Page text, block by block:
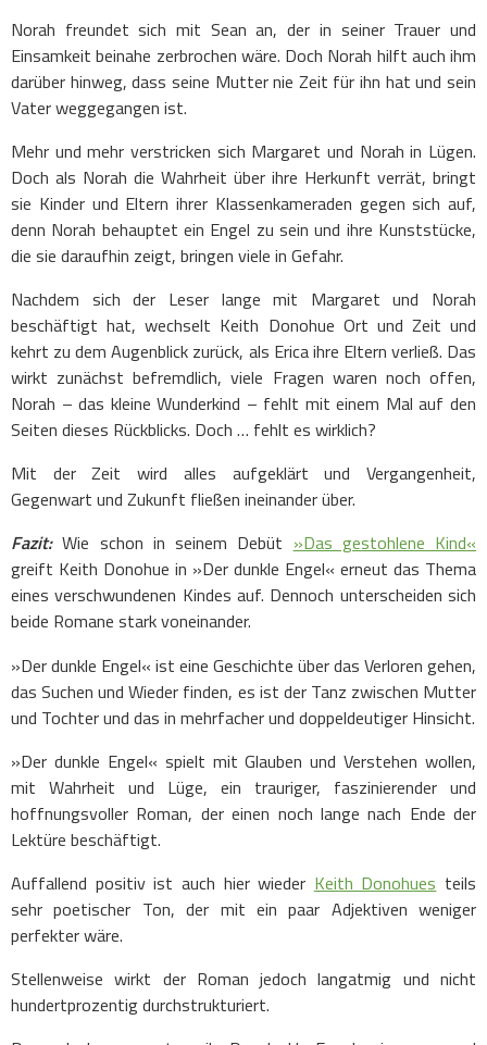
Norah freundet sich mit Sean an, der in seiner Trauer und
Einsamkeit beinahe zerbrochen wäre. Doch Norah hilft auch ihm
darüber hinweg, dass seine Mutter nie Zeit für ihn hat und sein
Vater weggegangen ist.
Mehr und mehr verstricken sich Margaret und Norah in Lügen.
Doch als Norah die Wahrheit über ihre Herkunft verrät, bringt
sie Kinder und Eltern ihrer Klassenkameraden gegen sich auf,
denn Norah behauptet ein Engel zu sein und ihre Kunststücke,
die sie daraufhin zeigt, bringen viele in Gefahr.
Nachdem sich der Leser lange mit Margaret und Norah
beschäftigt hat, wechselt Keith Donohue Ort und Zeit und
kehrt zu dem Augenblick zurück, als Erica ihre Eltern verließ. Das
wirkt zunächst befremdlich, viele Fragen waren noch offen,
Norah – das kleine Wunderkind – fehlt mit einem Mal auf den
Seiten dieses Rückblicks. Doch … fehlt es wirklich?
Mit der Zeit wird alles aufgeklärt und Vergangenheit,
Gegenwart und Zukunft fließen ineinander über.
Fazit:Wie schon in seinem Debüt »Das gestohlene Kind«
greift Keith Donohue in »Der dunkle Engel« erneut das Thema
eines verschwundenen Kindes auf. Dennoch unterscheiden sich
beide Romane stark voneinander.
»Der dunkle Engel« ist eine Geschichte über das Verloren gehen,
das Suchen und Wieder finden, es ist der Tanz zwischen Mutter
und Tochter und das in mehrfacher und doppeldeutiger Hinsicht.
»Der dunkle Engel« spielt mit Glauben und Verstehen wollen,
mit Wahrheit und Lüge, ein trauriger, faszinierender und
hoffnungsvoller Roman, der einen noch lange nach Ende der
Lektüre beschäftigt.
Auffallend positiv ist auch hier wieder Keith Donohues teils
sehr poetischer Ton, der mit ein paar Adjektiven weniger
perfekter wäre.
Stellenweise wirkt der Roman jedoch langatmig und nicht
hundertprozentig durchstrukturiert.